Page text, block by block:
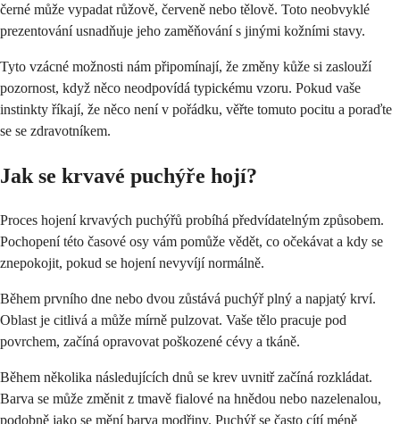
černé může vypadat růžově, červeně nebo tělově. Toto neobvyklé
prezentování usnadňuje jeho zaměňování s jinými kožními stavy.
Tyto vzácné možnosti nám připomínají, že změny kůže si zaslouží
pozornost, když něco neodpovídá typickému vzoru. Pokud vaše
instinkty říkají, že něco není v pořádku, věřte tomuto pocitu a poraďte
se se zdravotníkem.
Jak se krvavé puchýře hojí?
Proces hojení krvavých puchýřů probíhá předvídatelným způsobem.
Pochopení této časové osy vám pomůže vědět, co očekávat a kdy se
znepokojit, pokud se hojení nevyvíjí normálně.
Během prvního dne nebo dvou zůstává puchýř plný a napjatý krví.
Oblast je citlivá a může mírně pulzovat. Vaše tělo pracuje pod
povrchem, začíná opravovat poškozené cévy a tkáně.
Během několika následujících dnů se krev uvnitř začíná rozkládat.
Barva se může změnit z tmavě fialové na hnědou nebo nazelenalou,
podobně jako se mění barva modřiny. Puchýř se často cítí méně